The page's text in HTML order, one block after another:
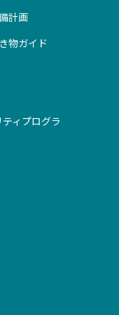
計画
物ガイド
ィプログラ